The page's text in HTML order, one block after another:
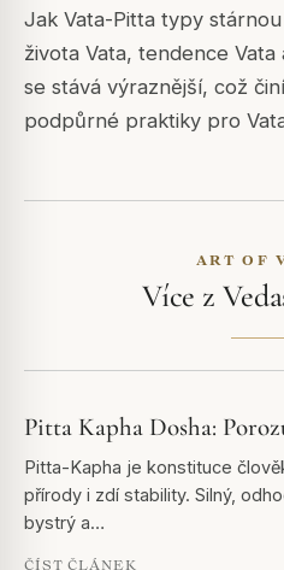
Jak Vata-Pitta typy
života Vata, tendence
se stává výraznější, což
podpůrné praktiky pro
ART OF
Více z
Pitta Kapha Dosha:
Pitta-Kapha je konstituce
přírody i zdí stability. Silný,
bystrý a…
ČÍST ČLÁNEK